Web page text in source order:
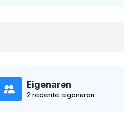
Eigenaren
2 recente eigenaren